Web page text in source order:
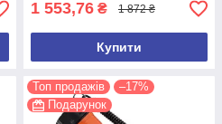
1 553,76 ₴ 1 872 ₴
Купити
Топ продажів
–17%
Подарунок